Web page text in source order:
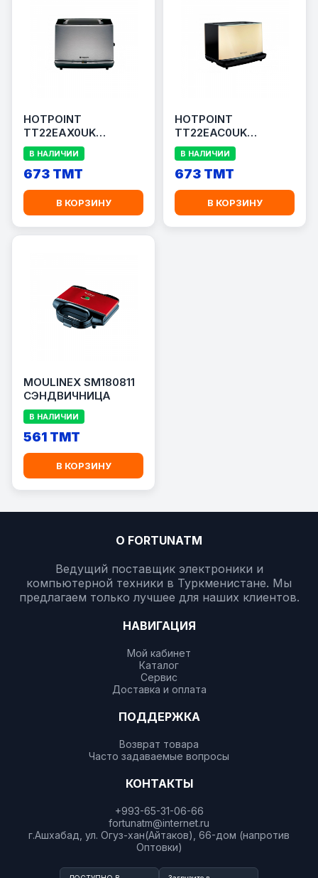
HOTPOINT
TT22EAX0UK
ТОСТЕР
В НАЛИЧИИ
673 TMT
В КОРЗИНУ
HOTPOINT
TT22EAC0UK
ТОСТЕР
В НАЛИЧИИ
673 TMT
В КОРЗИНУ
MOULINEX SM180811
СЭНДВИЧНИЦА
В НАЛИЧИИ
561 TMT
В КОРЗИНУ
О FORTUNATM
Ведущий поставщик электроники и
компьютерной техники в Туркменистане. Мы
предлагаем только лучшее для наших клиентов.
НАВИГАЦИЯ
Мой кабинет
Каталог
Сервис
Доставка и оплата
ПОДДЕРЖКА
Возврат товара
Часто задаваемые вопросы
КОНТАКТЫ
+993-65-31-06-66
fortunatm@internet.ru
г.Ашхабад, ул. Огуз-хан(Айтаков), 66-дом (напротив
Оптовки)